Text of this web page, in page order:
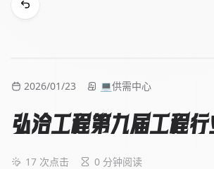
2026/01/23 💻供需中心
弘洽工程第九届工程
17 次点击 0 分钟阅读